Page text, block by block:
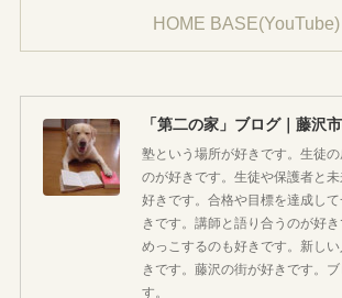
HOME BASE(YouTube)
塾という場所が好きです。生徒
のが好きです。生徒や保護者と
好きです。合格や目標を達成し
きです。講師と語り合うのが好
めっこするのも好きです。新し
きです。藤沢の街が好きです。
す。